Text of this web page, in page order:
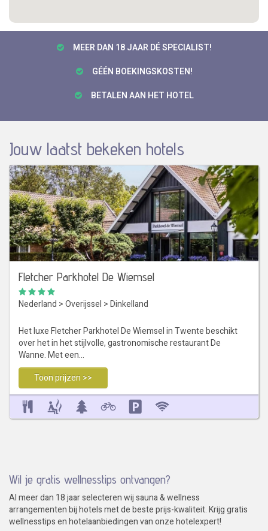
MEER DAN 18 JAAR DÉ SPECIALIST!
GÉÉN BOEKINGSKOSTEN!
BETALEN AAN HET HOTEL
Jouw laatst bekeken hotels
Fletcher Parkhotel De Wiemsel
Nederland >Overijssel >Dinkelland
Het luxe Fletcher Parkhotel De Wiemsel in Twente beschikt
over het in het stijlvolle, gastronomische restaurant De
Wanne. Met een…
Toon prijzen >>
Wil je gratis wellnesstips ontvangen?
Al meer dan 18 jaar selecteren wij sauna & wellness
arrangementen bij hotels met de beste prijs-kwaliteit. Krijg gratis
wellnesstips en hotelaanbiedingen van onze hotelexpert!